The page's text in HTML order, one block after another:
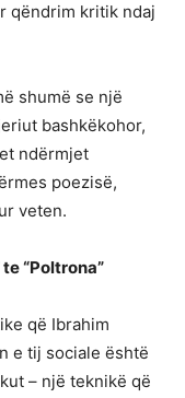
qëndrim kritik ndaj
shumë se një
bashkëkohor,
ndërmjet
poezisë,
veten.
“Poltrona”
që Ibrahim
e tij sociale është
– një teknikë që